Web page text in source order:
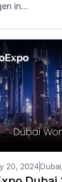
in...
20, 2024